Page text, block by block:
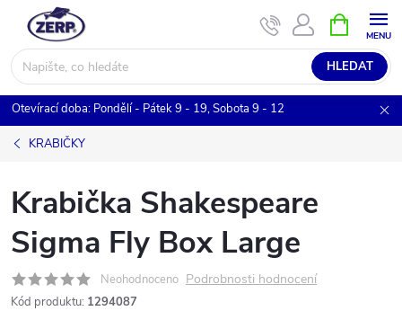
obsah
HLEDAT
NÁKUPNÍ
KOŠÍK
Otevírací doba: Pondělí - Pátek 9 - 19, Sobota 9 - 12
KRABIČKY
Krabička Shakespeare
Sigma Fly Box Large
Neohodnoceno Podrobnosti hodnocení
Kód produktu: 1294087